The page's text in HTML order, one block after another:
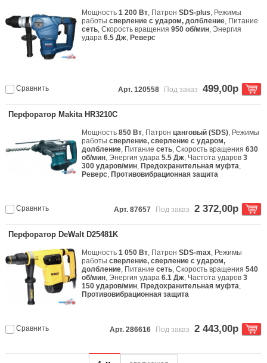
Мощность1 200 Вт, ПатронSDS-plus, Режимы
работысверление с ударом, долбление, Питание
сеть, Скорость вращения950 об/мин, Энергия
удара6.5 Дж, Реверс
Сравнить Арт. 120558 Под заказ 499,00р
Перфоратор Makita HR3210C
Мощность850 Вт, Патронцанговый (SDS), Режимы
работысверление, сверление с ударом,
долбление, Питаниесеть, Скорость вращения630
об/мин, Энергия удара5.5 Дж, Частота ударов3
300 ударов/мин, Предохранительная муфта,
Реверс, Противовибрационная защита
Сравнить Арт. 87657 Под заказ 2 372,00р
Перфоратор DeWalt D25481K
Мощность1 050 Вт, ПатронSDS-max, Режимы
работысверление, сверление с ударом,
долбление, Питаниесеть, Скорость вращения540
об/мин, Энергия удара6.1 Дж, Частота ударов3
150 ударов/мин, Предохранительная муфта,
Противовибрационная защита
Сравнить Арт. 286616 Под заказ 2 443,00р